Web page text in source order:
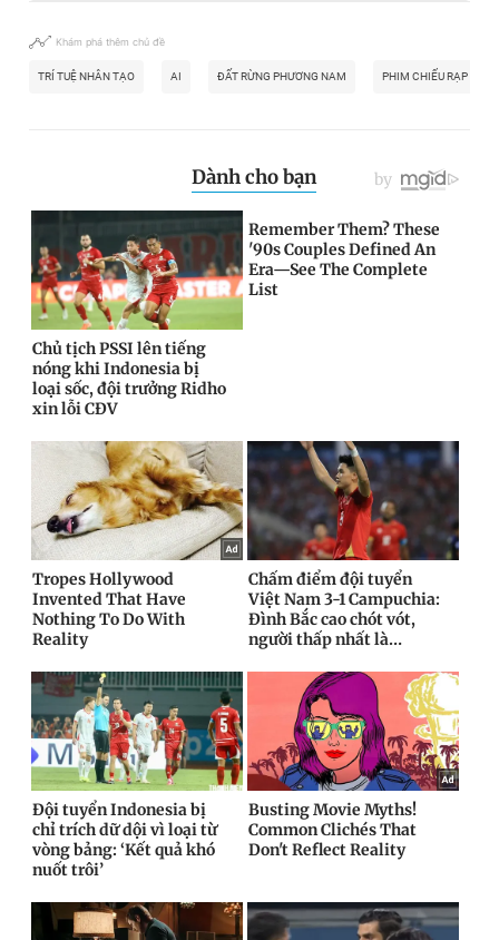
Khám phá thêm chủ đề
TRÍ TUỆ NHÂN TẠO AI ĐẤT RỪNG PHƯƠNG NAM PHIM CHIẾU RẠP